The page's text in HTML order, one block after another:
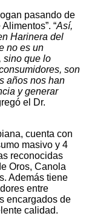
pasando de
“Así,
Harinera del
no es un
sino que lo
son
años nos han
y generar
el Dr.
cuenta con
masivo y 4
reconocidas
Oros, Canola
Además tiene
entre
encargados de
calidad.